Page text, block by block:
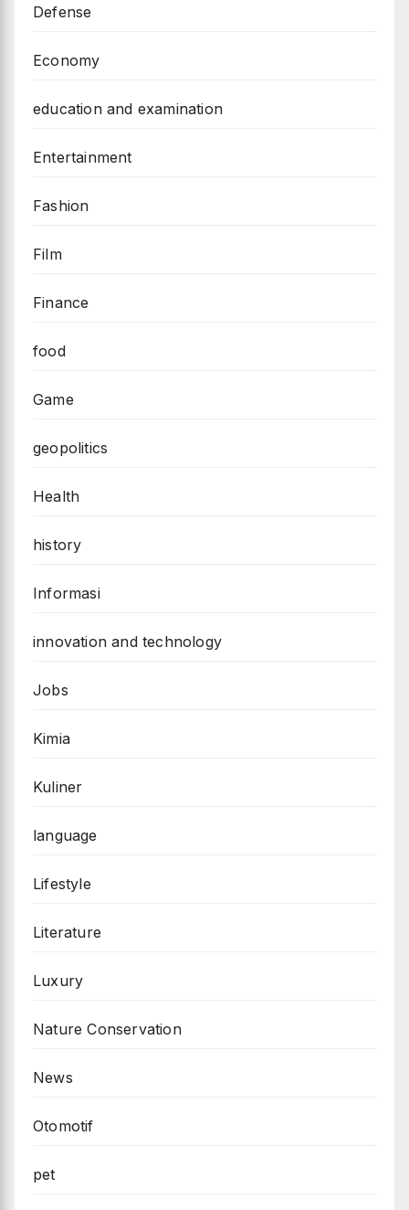
Defense
Economy
education and examination
Entertainment
Fashion
Film
Finance
food
Game
geopolitics
Health
history
Informasi
innovation and technology
Jobs
Kimia
Kuliner
language
Lifestyle
Literature
Luxury
Nature Conservation
News
Otomotif
pet